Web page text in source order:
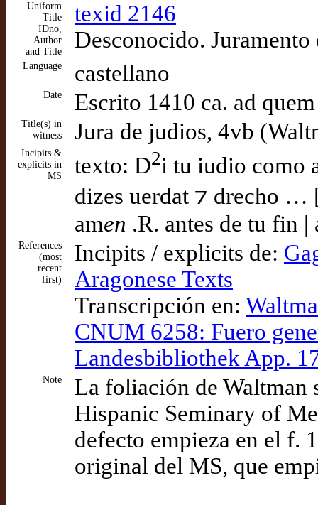
Uniform
Title
IDno,
Author
and Title
texid 2146
Desconocido.
Language castellano
Date Escrito 1410 ca. ad quem
Title(s) in
witness
Jura de judios, 4vb
Incipits &
explicits in
MS
texto: D2i tu iudio como
dizes uerdat ⁊ drecho …
amen .R. antes de tu fin |
References
(most
recent
first)
Incipits / explicits de:
Aragonese Texts
Transcripción en:
CNUM 6258: Fuero
Landesbibliothek App.
Note
La foliación de Waltman
Hispanic Seminary of
defecto empieza en el f.
original del MS, que